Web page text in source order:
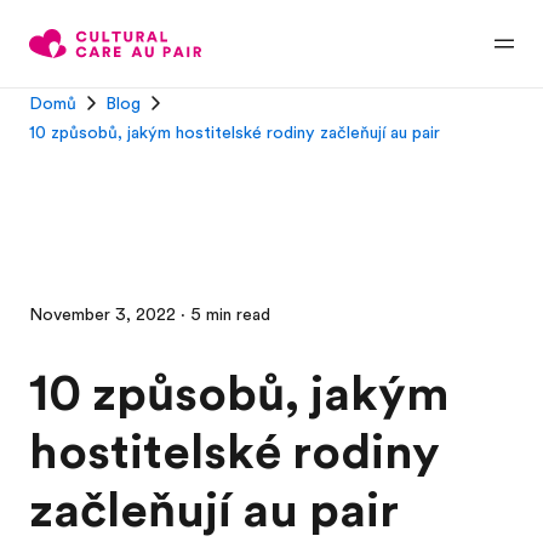
Domů
Blog
10 způsobů, jakým hostitelské rodiny začleňují au pair
November 3, 2022 · 5 min read
10 způsobů, jakým
hostitelské rodiny
začleňují au pair